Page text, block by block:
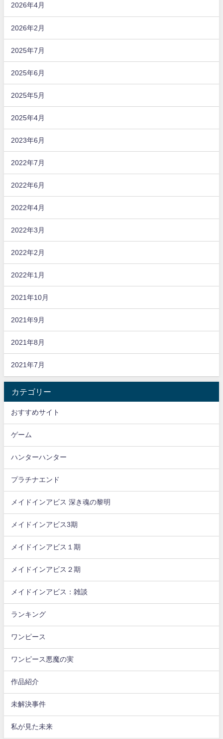
2026年4月
2026年2月
2025年7月
2025年6月
2025年5月
2025年4月
2023年6月
2022年7月
2022年6月
2022年4月
2022年3月
2022年2月
2022年1月
2021年10月
2021年9月
2021年8月
2021年7月
カテゴリー
おすすめサイト
ゲーム
ハンターハンター
プラチナエンド
メイドインアビス 深き魂の黎明
メイドインアビス3期
メイドインアビス１期
メイドインアビス２期
メイドインアビス：雑談
ランキング
ワンピース
ワンピース悪魔の実
作品紹介
未解決事件
私が見た未来